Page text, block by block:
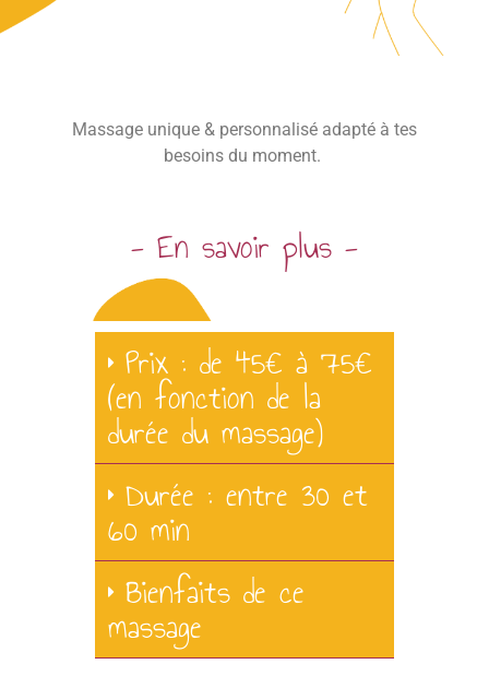
Massage unique & personnalisé adapté à tes
besoins du moment.
- En savoir plus -
Prix : de 45€ à 75€
(en fonction de la
durée du massage)
Durée : entre 30 et
60 min
Bienfaits de ce
massage